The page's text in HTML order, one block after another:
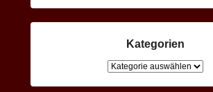
Kategorien
Kategorien